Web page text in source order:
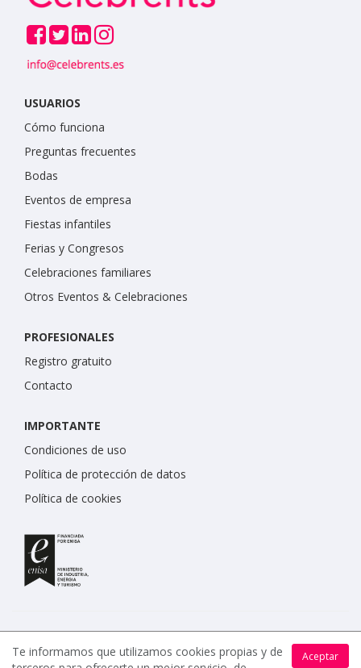
USUARIOS
Cómo funciona
Preguntas frecuentes
Bodas
Eventos de empresa
Fiestas infantiles
Ferias y Congresos
Celebraciones familiares
Otros Eventos & Celebraciones
PROFESIONALES
Registro gratuito
Contacto
IMPORTANTE
Condiciones de uso
Política de protección de datos
Política de cookies
Aceptar
Te informamos que utilizamos cookies propias y de